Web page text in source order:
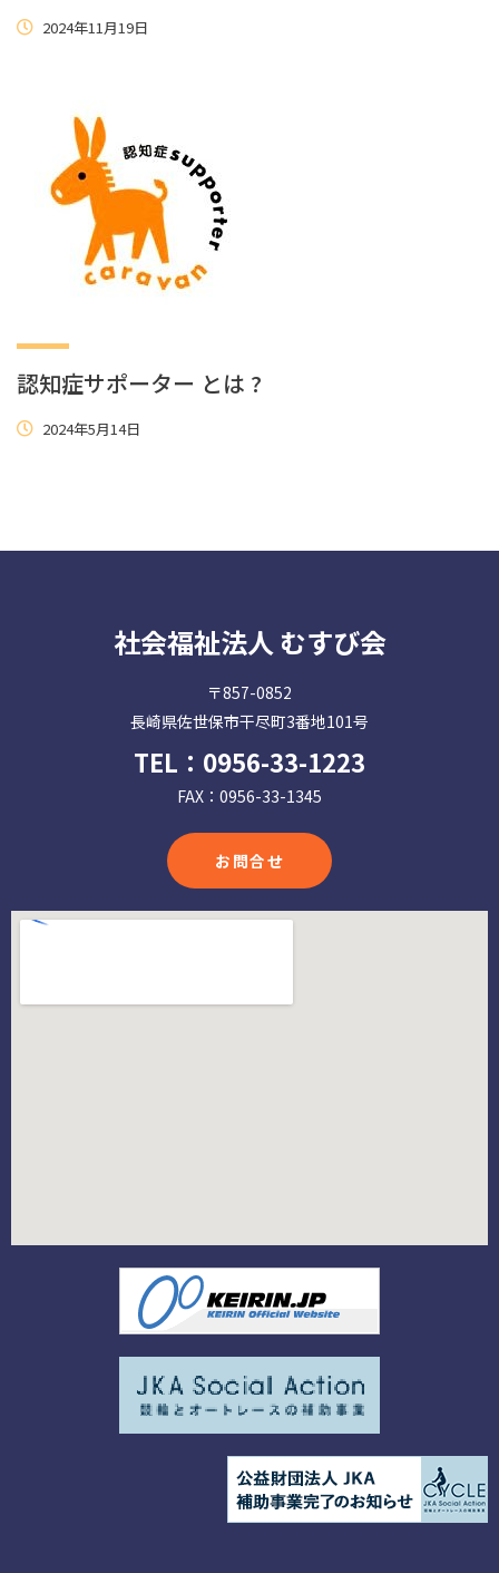
2024年11月19日
認知症サポーター とは ?
2024年5月14日
社会福祉法人 むすび会
〒857-0852
長崎県佐世保市干尽町3番地101号
TEL： 0956-33-1223
FAX：0956-33-1345
お問合せ